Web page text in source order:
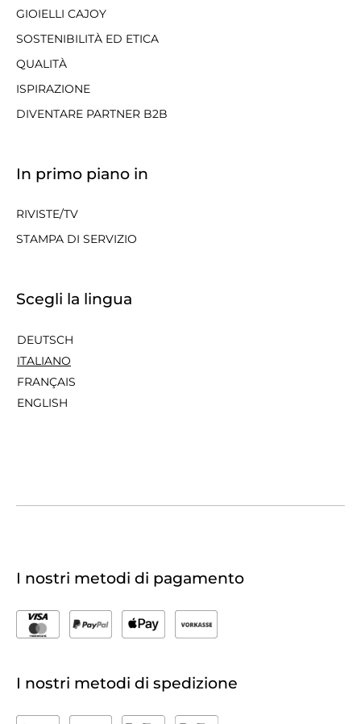
GIOIELLI CAJOY
SOSTENIBILITÀ ED ETICA
QUALITÀ
ISPIRAZIONE
DIVENTARE PARTNER B2B
In primo piano in
RIVISTE/TV
STAMPA DI SERVIZIO
Scegli la lingua
DEUTSCH
ITALIANO
FRANÇAIS
ENGLISH
I nostri metodi di pagamento
I nostri metodi di spedizione